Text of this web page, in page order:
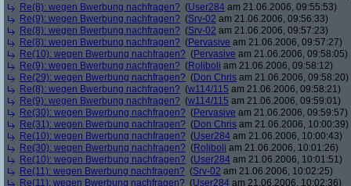
Re(8): wegen Bwerbung nachfragen? (User284 am 21.06.2006, 09:55:53)
Re(9): wegen Bwerbung nachfragen? (Srv-02 am 21.06.2006, 09:56:33)
Re(8): wegen Bwerbung nachfragen? (Srv-02 am 21.06.2006, 09:57:23)
Re(8): wegen Bwerbung nachfragen? (Pervasive am 21.06.2006, 09:57:27)
Re(10): wegen Bwerbung nachfragen? (Pervasive am 21.06.2006, 09:58:05)
Re(9): wegen Bwerbung nachfragen? (Roliboli am 21.06.2006, 09:58:12)
Re(29): wegen Bwerbung nachfragen? (Don Chris am 21.06.2006, 09:58:20)
Re(8): wegen Bwerbung nachfragen? (w114/115 am 21.06.2006, 09:58:21)
Re(9): wegen Bwerbung nachfragen? (w114/115 am 21.06.2006, 09:59:01)
Re(30): wegen Bwerbung nachfragen? (Pervasive am 21.06.2006, 09:59:57)
Re(31): wegen Bwerbung nachfragen? (Don Chris am 21.06.2006, 10:00:39)
Re(10): wegen Bwerbung nachfragen? (User284 am 21.06.2006, 10:00:43)
Re(30): wegen Bwerbung nachfragen? (Roliboli am 21.06.2006, 10:01:26)
Re(10): wegen Bwerbung nachfragen? (User284 am 21.06.2006, 10:01:51)
Re(11): wegen Bwerbung nachfragen? (Srv-02 am 21.06.2006, 10:02:25)
Re(11): wegen Bwerbung nachfragen? (User284 am 21.06.2006, 10:02:36)